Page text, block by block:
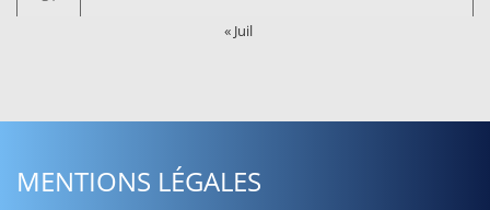
« Juil
MENTIONS LÉGALES